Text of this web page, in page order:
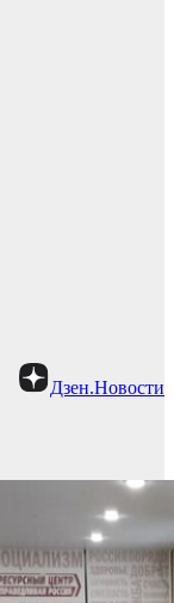
Дзен.Новости